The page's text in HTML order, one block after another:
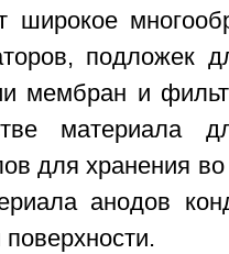
широкое
подложек
мембран и
материала
для хранения
анодов